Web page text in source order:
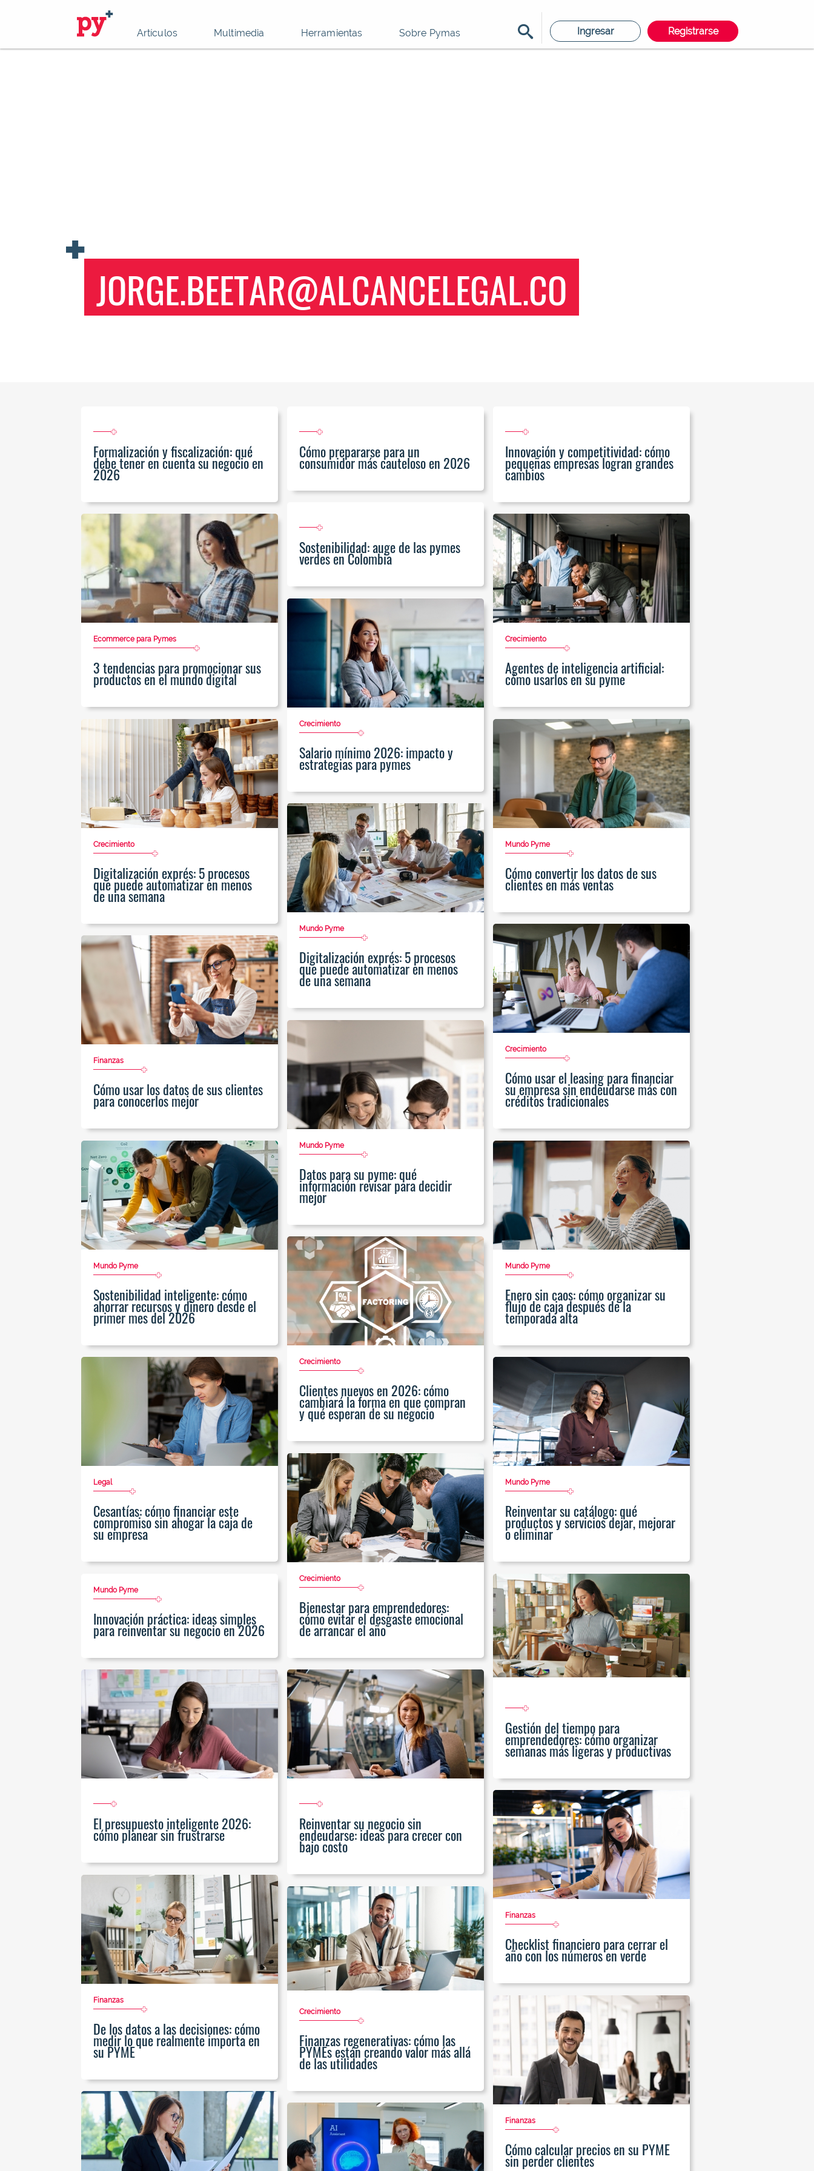
Artículos Multimedia Herramientas Sobre Pymas Ingresar Registrarse
JORGE.BEETAR@ALCANCELEGAL.CO
Formalización y fiscalización: qué
debe tener en cuenta su negocio en
2026
Cómo prepararse para un
consumidor más cauteloso en 2026
Innovación y competitividad: cómo
pequeñas empresas logran grandes
cambios
Sostenibilidad: auge de las pymes
verdes en Colombia
Ecommerce para Pymes
3 tendencias para promocionar sus
productos en el mundo digital
Crecimiento
Agentes de inteligencia artificial:
cómo usarlos en su pyme
Crecimiento
Salario mínimo 2026: impacto y
estrategias para pymes
Crecimiento
Digitalización exprés: 5 procesos
que puede automatizar en menos
de una semana
Mundo Pyme
Cómo convertir los datos de sus
clientes en más ventas
Mundo Pyme
Digitalización exprés: 5 procesos
que puede automatizar en menos
de una semana
Crecimiento
Cómo usar el leasing para financiar
su empresa sin endeudarse más con
créditos tradicionales
Finanzas
Cómo usar los datos de sus clientes
para conocerlos mejor
Mundo Pyme
Datos para su pyme: qué
información revisar para decidir
mejor
Mundo Pyme
Sostenibilidad inteligente: cómo
ahorrar recursos y dinero desde el
primer mes del 2026
Mundo Pyme
Enero sin caos: cómo organizar su
flujo de caja después de la
temporada alta
Crecimiento
Clientes nuevos en 2026: cómo
cambiará la forma en que compran
y qué esperan de su negocio
Legal
Cesantías: cómo financiar este
compromiso sin ahogar la caja de
su empresa
Mundo Pyme
Reinventar su catálogo: qué
productos y servicios dejar, mejorar
o eliminar
Crecimiento
Bienestar para emprendedores:
cómo evitar el desgaste emocional
de arrancar el año
Mundo Pyme
Innovación práctica: ideas simples
para reinventar su negocio en 2026
Gestión del tiempo para
emprendedores: cómo organizar
semanas más ligeras y productivas
El presupuesto inteligente 2026:
cómo planear sin frustrarse
Reinventar su negocio sin
endeudarse: ideas para crecer con
bajo costo
Finanzas
Checklist financiero para cerrar el
año con los números en verde
Finanzas
De los datos a las decisiones: cómo
medir lo que realmente importa en
su PYME
Crecimiento
Finanzas regenerativas: cómo las
PYMEs están creando valor más allá
de las utilidades
Finanzas
Cómo calcular precios en su PYME
sin perder clientes